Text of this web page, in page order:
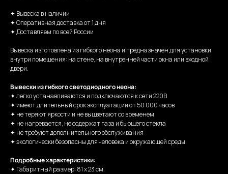
✦ Вывеска в наличии
✦ Оперативная доставка от 1 дня
✦ Доставляем по всей России
Вывеска изготовлена из гибкого неона и предназначен для установки
внутри помещения: на стене, на внутренней части окна или входной
двери.
Вывески из гибкого светодиодного неона:
✦ легко устанавливаются и подключаются к сети 220В
✦ имеют длительный срок эксплуатации от 50 000 часов
✦ не теряют яркости и не выцветают со временем
✦ не нагревается, не содержат газа и бьющего стекла
✦ не требуют дополнительного обслуживания
✦ экологически безопасны для человека и окружающей среды
Подробные характеристики:
✦ Габаритный размер: 81 х 23 см.